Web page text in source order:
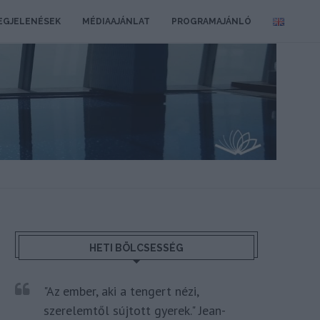
MÉDIAAJÁNLAT PROGRAMAJÁNLÓ
HETI BÖLCSESSÉG
"Az ember, aki a tengert nézi,
szerelemtől sújtott gyerek." Jean-